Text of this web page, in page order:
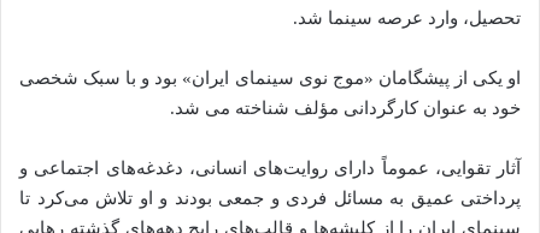
تحصیل، وارد عرصه سینما شد.
او یکی از پیشگامان «موج نوی سینمای ایران» بود و با سبک شخصی
خود به عنوان کارگردانی مؤلف شناخته می‌ شد.
آثار تقوایی، عموماً دارای روایت‌های انسانی، دغدغه‌های اجتماعی و
پرداختی عمیق به مسائل فردی و جمعی بودند و او تلاش می‌کرد تا
سینمای ایران را از کلیشه‌ها و قالب‌های رایج دهه‌های گذشته رهایی